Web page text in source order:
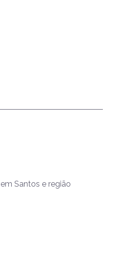
Santos e região